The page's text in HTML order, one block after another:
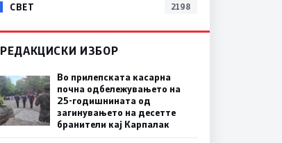
СВЕТ 2198
РЕДАКЦИСКИ ИЗБОР
Во прилепската касарна
почна одбележувањето на
25-годишнината од
загинувањето на десетте
бранители кај Карпалак